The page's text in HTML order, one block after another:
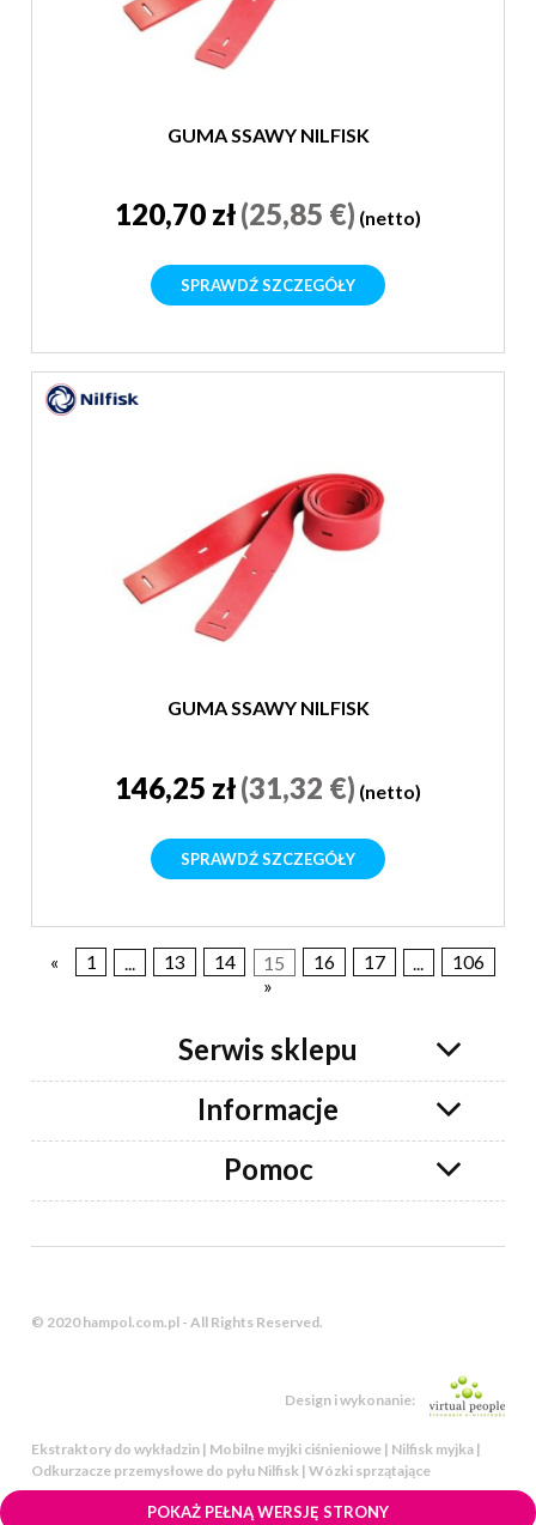
GUMA SSAWY NILFISK
120,70 zł(25,85 €) (netto)
SPRAWDŹ SZCZEGÓŁY
GUMA SSAWY NILFISK
146,25 zł(31,32 €) (netto)
SPRAWDŹ SZCZEGÓŁY
« 1 13 14 15 16 17
106
»
Serwis sklepu
Informacje
Pomoc
© 2020 hampol.com.pl - All Rights Reserved.
Design i wykonanie:
Ekstraktory do wykładzin | Mobilne myjki ciśnieniowe | Nilfisk myjka |
Odkurzacze przemysłowe do pyłu Nilfisk | Wózki sprzątające
POKAŻ PEŁNĄ WERSJĘ STRONY